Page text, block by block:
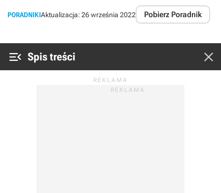
PORADNIKIAktualizacja: 26 września 2022 Pobierz Poradnik
 Spis treści 